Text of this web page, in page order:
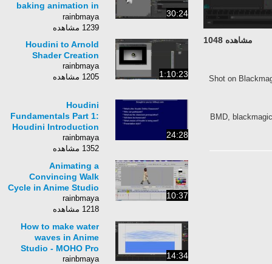
مشاهده 1048
Shot on
BMD,
30:24
baking animation in
Houdini FX
rainbmaya
1239 مشاهده
1:10:23
Houdini to Arnold
Shader Creation
rainbmaya
1205 مشاهده
24:28
Houdini
Fundamentals Part 1:
Houdini Introduction
rainbmaya
1352 مشاهده
10:37
Animating a
Convincing Walk
Cycle in Anime Studio
rainbmaya
1218 مشاهده
14:34
How to make water
waves in Anime
Studio - MOHO Pro
rainbmaya